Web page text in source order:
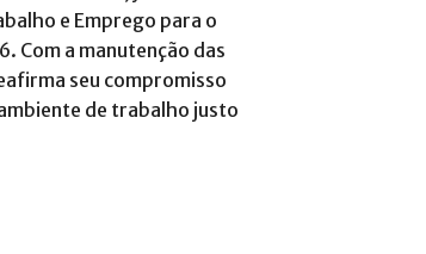
e Emprego para o
. Com a manutenção das
seu compromisso
de trabalho justo